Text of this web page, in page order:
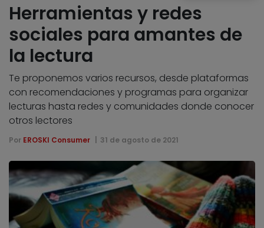
Herramientas y redes
sociales para amantes de
la lectura
Te proponemos varios recursos, desde plataformas
con recomendaciones y programas para organizar
lecturas hasta redes y comunidades donde conocer
otros lectores
Por EROSKI Consumer 31 de agosto de 2021